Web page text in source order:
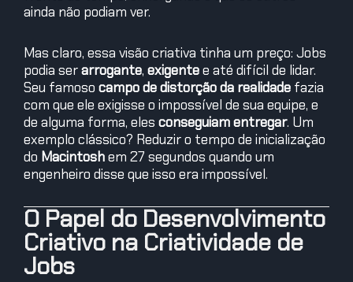
ainda não podiam ver.
Mas claro, essa visão criativa tinha um preço: Jobs
podia serarrogante, exigentee até difícil de lidar.
Seu famoso campo de distorção da realidade fazia
com que ele exigisse o impossível de sua equipe, e
de alguma forma, eles conseguiam entregar. Um
exemplo clássico? Reduzir o tempo de inicialização
do Macintoshem 27 segundos quando um
engenheiro disse que isso era impossível.
O Papel do Desenvolvimento
Criativo na Criatividade de
Jobs